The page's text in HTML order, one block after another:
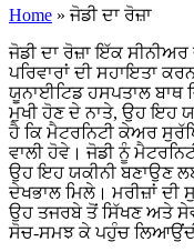
Home »ਜੋਡੀ ਦਾ ਰੋਜ਼ਾ
ਜੋਡੀ ਦਾ ਰੋਜ਼ਾ ਇੱਕ
ਪਰਿਵਾਰਾਂ ਦੀ ਸਹਾਇਤਾ
ਯੂਨਾਈਟਿਡ ਹਸਪਤਾਲ ਬਾਥ
ਮੁਖੀ ਹੋਣ ਦੇ ਨਾਤੇ, ਉਹ ਇਹ
ਹੈ ਕਿ ਮੈਟਰਨਿਟੀ ਕੇਅਰ
ਵਾਲੀ ਹੋਵੇ। ਜੋਡੀ ਨੂੰ
ਉਹ ਇਹ ਯਕੀਨੀ ਬਣਾਉਣ
ਦੇਖਭਾਲ ਮਿਲੇ। ਮਰੀਜ਼ਾਂ ਦੀ
ਉਹ ਤਜਰਬੇ ਤੋਂ ਸਿੱਖਣ ਅਤੇ
ਸੋਚ-ਸਮਝ ਕੇ ਪਹੁੰਚ